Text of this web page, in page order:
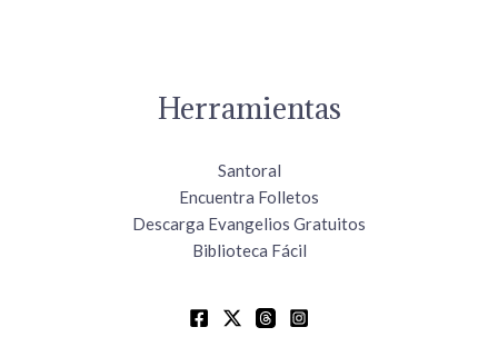
Herramientas
Santoral
Encuentra Folletos
Descarga Evangelios Gratuitos
Biblioteca Fácil